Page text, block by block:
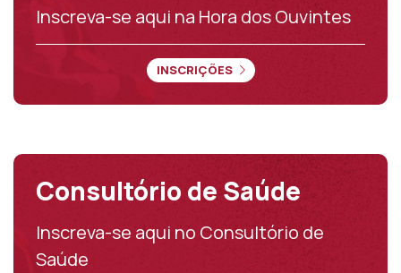
Inscreva-se aqui na Hora dos Ouvintes
INSCRIÇÕES
Consultório de Saúde
Inscreva-se aqui no Consultório de
Saúde